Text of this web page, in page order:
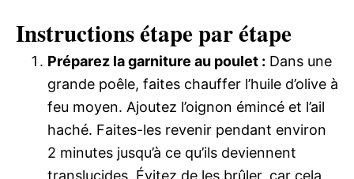
Instructions étape par étape
Préparez la garniture au poulet : Dans une
grande poêle, faites chauffer l’huile d’olive à
feu moyen. Ajoutez l’oignon émincé et l’ail
haché. Faites-les revenir pendant environ
2 minutes jusqu’à ce qu’ils deviennent
translucides. Évitez de les brûler, car cela